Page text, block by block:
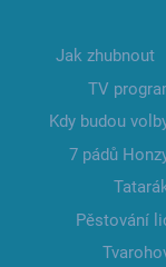
Jak zhubnout
TV
Kdy budou
7 pádů
Pěstování